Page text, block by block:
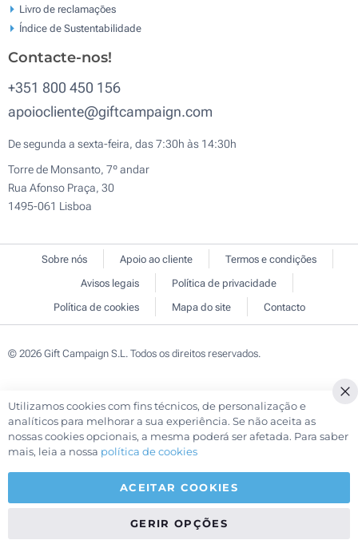
Livro de reclamaçōes
Índice de Sustentabilidade
Contacte-nos!
+351 800 450 156
apoiocliente@giftcampaign.com
De segunda a sexta-feira, das 7:30h às 14:30h
Torre de Monsanto, 7º andar
Rua Afonso Praça, 30
1495-061 Lisboa
Sobre nós Apoio ao cliente
Termos e condições
Avisos legais
Política de privacidade
Política de cookies
Mapa do site Contacto
© 2026 Gift Campaign S.L. Todos os direitos reservados.
Utilizamos cookies com fins técnicos, de personalização e
analíticos para melhorar a sua experiência. Se não aceita as
nossas cookies opcionais, a mesma poderá ser afetada. Para saber
mais, leia a nossa política de cookies
ACEITAR COOKIES
GERIR OPÇÕES